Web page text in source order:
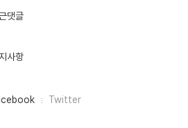
댓글
사항
Twitter